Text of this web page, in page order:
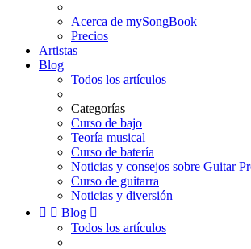
Acerca de mySongBook
Precios
Artistas
Blog
Todos los artículos
Categorías
Curso de bajo
Teoría musical
Curso de batería
Noticias y consejos sobre Guitar
Curso de guitarra
Noticias y diversión
  Blog 
Todos los artículos